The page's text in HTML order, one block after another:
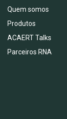
Quem somos
Produtos
ACAERT Talks
Parceiros RNA